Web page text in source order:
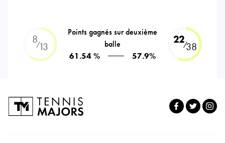
8⁄13
Points gagnés sur deuxième
balle
61.54 %
57.9%
22⁄38